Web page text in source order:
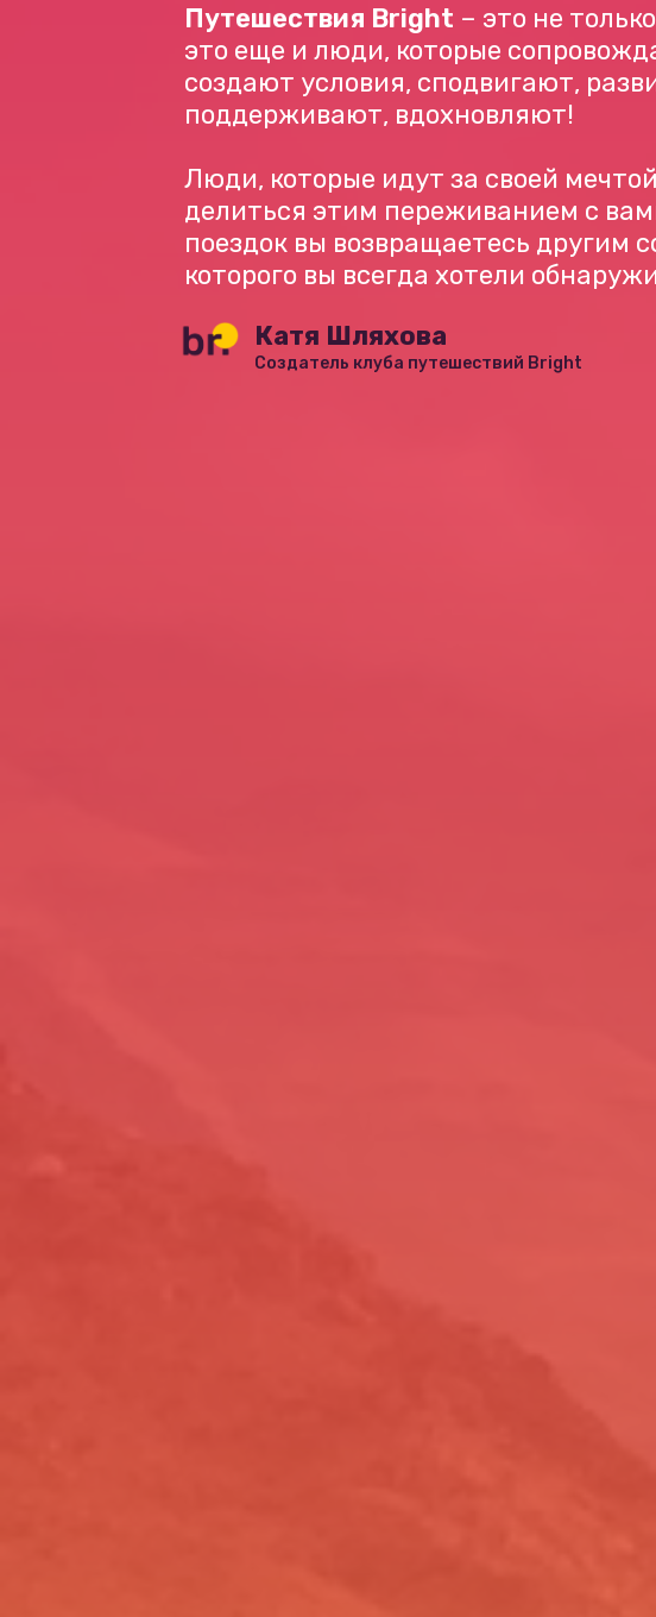
Путешествия Bright – это не
это еще и люди, которые
создают условия, сподвигают,
поддерживают, вдохновляют!
Люди, которые идут за своей
делиться этим переживанием с
поездок вы возвращаетесь другим
которого вы всегда хотели
Катя Шляхова
Создатель клуба путешествий Bright